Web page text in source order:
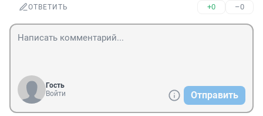
ОТВЕТИТЬ +0 –0
Гость
Войти
Отправить